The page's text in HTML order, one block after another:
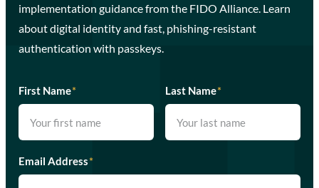
implementation guidance from the FIDO Alliance. Learn
about digital identity and fast, phishing-resistant
authentication with passkeys.
First Name* Last Name*
Email Address*